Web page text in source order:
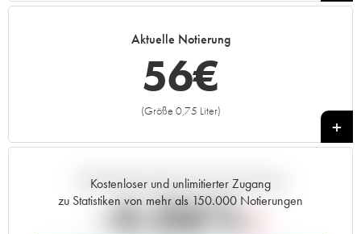
Aktuelle Notierung
56€
(Größe 0,75 Liter)
+
Kostenloser und unlimitierter Zugang
zu Statistiken von mehr als 150.000 Notierungen
Aktuelle Entwicklung der Preisnotierung
-4.06%